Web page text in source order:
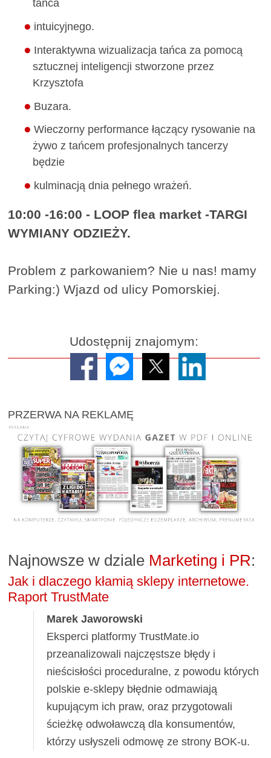
tańca
intuicyjnego.
Interaktywna wizualizacja tańca za pomocą
sztucznej inteligencji stworzone przez
Krzysztofa
Buzara.
Wieczorny performance łączący rysowanie na
żywo z tańcem profesjonalnych tancerzy
będzie
kulminacją dnia pełnego wrażeń.
10:00 -16:00 - LOOP flea market -TARGI
WYMIANY ODZIEŻY.
Problem z parkowaniem? Nie u nas! mamy
Parking:) Wjazd od ulicy Pomorskiej.
Udostępnij znajomym:
PRZERWA NA REKLAMĘ
Najnowsze w dziale Marketing i PR:
Jak i dlaczego kłamią sklepy internetowe.
Raport TrustMate
Marek Jaworowski
Eksperci platformy TrustMate.io
przeanalizowali najczęstsze błędy i
nieścisłości proceduralne, z powodu których
polskie e-sklepy błędnie odmawiają
kupującym ich praw, oraz przygotowali
ścieżkę odwoławczą dla konsumentów,
którzy usłyszeli odmowę ze strony BOK-u.